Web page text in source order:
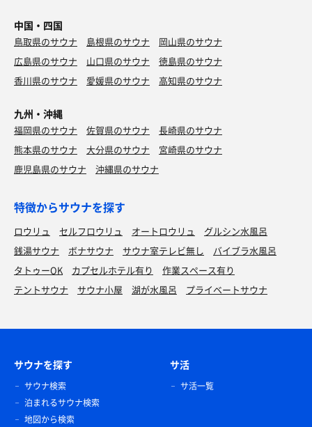
中国・四国
鳥取県のサウナ 島根県のサウナ
岡山県のサウナ
広島県のサウナ
山口県のサウナ
徳島県のサウナ
香川県のサウナ
愛媛県のサウナ 高知県のサウナ
九州・沖縄
福岡県のサウナ 佐賀県のサウナ
長崎県のサウナ
熊本県のサウナ
大分県のサウナ
宮崎県のサウナ
鹿児島県のサウナ
沖縄県のサウナ
特徴からサウナを探す
ロウリュ セルフロウリュ オートロウリュ
グルシン水風呂
銭湯サウナ
ボナサウナ サウナ室テレビ無し
バイブラ水風呂
タトゥーOK
カプセルホテル有り
作業スペース有り
テントサウナ
サウナ小屋 湖が水風呂 プライベートサウナ
サウナを探す
サウナ検索
泊まれるサウナ検索
地図から検索
サ活
サ活一覧